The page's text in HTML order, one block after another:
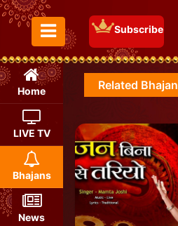
Toggle Menu
Subscribe
Home
LIVE TV
Bhajans
News
Related Bhajan